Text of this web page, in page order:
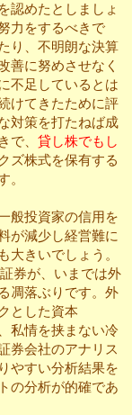
認めたとしましょ
力をするべきで
り、不明朗な決算
善に努めさせなく
不足しているとは
けてきたために評
対策を打たねば成
で、 貸し株でもし
ズ株式を保有する
。
般投資家の信用を
が減少し経営難に
きいでしょう。
券が、いまでは外
凋落ぶりです。外
とした資本
私情を挟まない冷
券会社のアナリス
やすい分析結果を
の分析が的確であ